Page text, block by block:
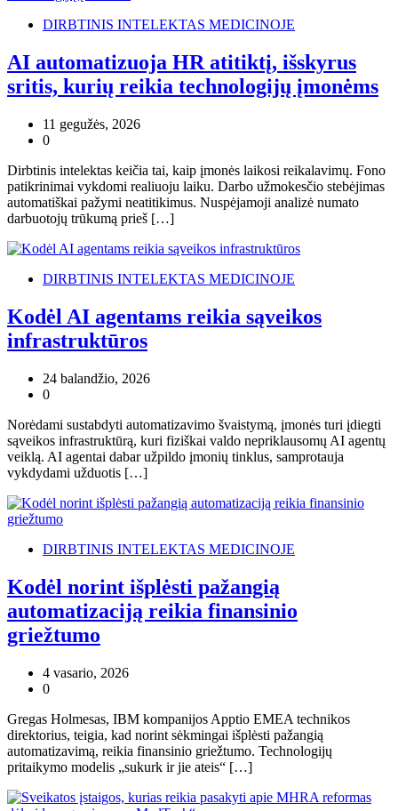
DIRBTINIS INTELEKTAS MEDICINOJE
AI automatizuoja HR atitiktį, išskyrus
sritis, kurių reikia technologijų įmonėms
11 gegužės, 2026
0
Dirbtinis intelektas keičia tai, kaip įmonės laikosi reikalavimų. Fono
patikrinimai vykdomi realiuoju laiku. Darbo užmokesčio stebėjimas
automatiškai pažymi neatitikimus. Nuspėjamoji analizė numato
darbuotojų trūkumą prieš […]
DIRBTINIS INTELEKTAS MEDICINOJE
Kodėl AI agentams reikia sąveikos
infrastruktūros
24 balandžio, 2026
0
Norėdami sustabdyti automatizavimo švaistymą, įmonės turi įdiegti
sąveikos infrastruktūrą, kuri fiziškai valdo nepriklausomų AI agentų
veiklą. AI agentai dabar užpildo įmonių tinklus, samprotauja
vykdydami užduotis […]
DIRBTINIS INTELEKTAS MEDICINOJE
Kodėl norint išplėsti pažangią
automatizaciją reikia finansinio
griežtumo
4 vasario, 2026
0
Gregas Holmesas, IBM kompanijos Apptio EMEA technikos
direktorius, teigia, kad norint sėkmingai išplėsti pažangią
automatizavimą, reikia finansinio griežtumo. Technologijų
pritaikymo modelis „sukurk ir jie ateis“ […]